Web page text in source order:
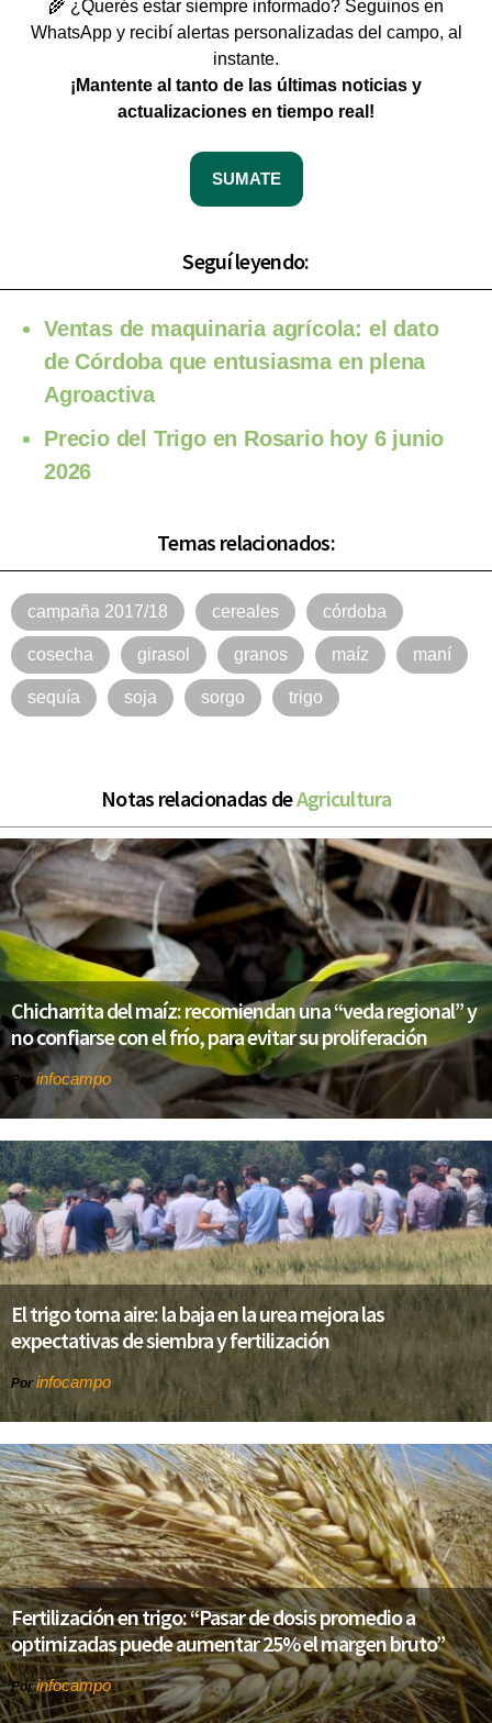
🌾 ¿Querés estar siempre informado? Seguinos en
WhatsApp y recibí alertas personalizadas del campo, al
instante.
¡Mantente al tanto de las últimas noticias y
actualizaciones en tiempo real!
SUMATE
Seguí leyendo:
Ventas de maquinaria agrícola: el dato
de Córdoba que entusiasma en plena
Agroactiva
Precio del Trigo en Rosario hoy 6 junio
2026
Temas relacionados:
campaña 2017/18 cereales córdoba
cosecha girasol granos maíz maní
sequía soja sorgo trigo
Notas relacionadas deAgricultura
Chicharrita del maíz: recomiendan una “veda regional” y
no confiarse con el frío, para evitar su proliferación
Porinfocampo
El trigo toma aire: la baja en la urea mejora las
expectativas de siembra y fertilización
Por infocampo
Fertilización en trigo: “Pasar de dosis promedio a
optimizadas puede aumentar 25% el margen bruto”
Porinfocampo